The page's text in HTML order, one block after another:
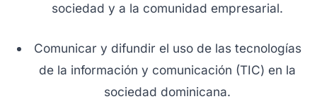
sociedad y a la comunidad empresarial.
Comunicar y difundir el uso de las tecnologías
de la información y comunicación (TIC) en la
sociedad dominicana.